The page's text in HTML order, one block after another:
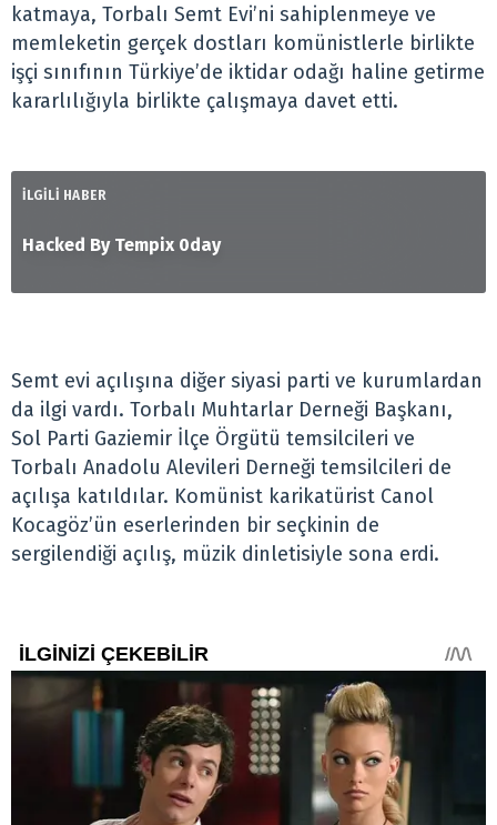
katmaya, Torbalı Semt Evi’ni sahiplenmeye ve
memleketin gerçek dostları komünistlerle birlikte
işçi sınıfının Türkiye’de iktidar odağı haline getirme
kararlılığıyla birlikte çalışmaya davet etti.
İLGİLİ HABER
Hacked By Tempix 0day
Semt evi açılışına diğer siyasi parti ve kurumlardan
da ilgi vardı. Torbalı Muhtarlar Derneği Başkanı,
Sol Parti Gaziemir İlçe Örgütü temsilcileri ve
Torbalı Anadolu Alevileri Derneği temsilcileri de
açılışa katıldılar. Komünist karikatürist Canol
Kocagöz’ün eserlerinden bir seçkinin de
sergilendiği açılış, müzik dinletisiyle sona erdi.